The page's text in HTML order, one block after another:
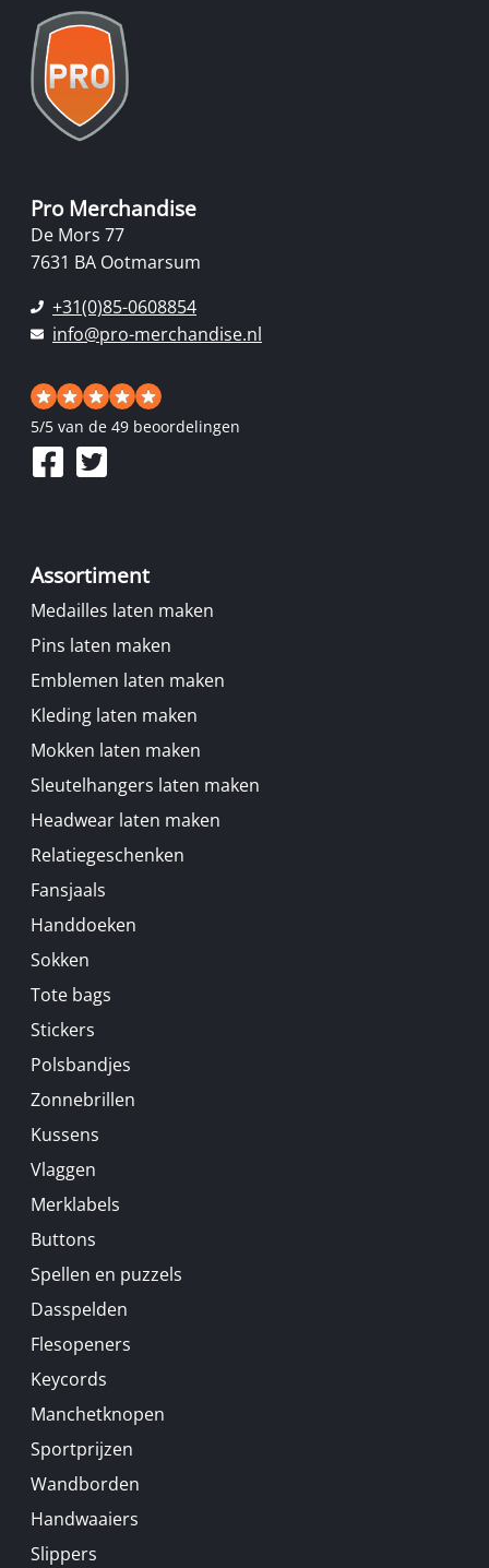
Pro Merchandise
De Mors 77
7631 BA Ootmarsum
+31(0)85-0608854
info@pro-merchandise.nl
5/5 van de 49 beoordelingen
Assortiment
Medailles laten maken
Pins laten maken
Emblemen laten maken
Kleding laten maken
Mokken laten maken
Sleutelhangers laten maken
Headwear laten maken
Relatiegeschenken
Fansjaals
Handdoeken
Sokken
Tote bags
Stickers
Polsbandjes
Zonnebrillen
Kussens
Vlaggen
Merklabels
Buttons
Spellen en puzzels
Dasspelden
Flesopeners
Keycords
Manchetknopen
Sportprijzen
Wandborden
Handwaaiers
Slippers